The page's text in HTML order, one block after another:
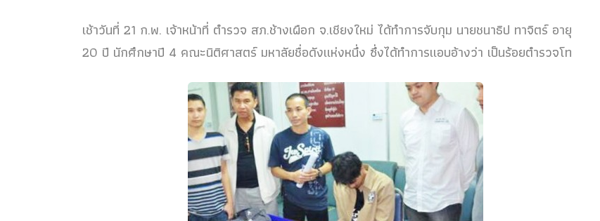
เช้าวันที่ 21 ก.พ. เจ้าหน้าที่ ตำรวจ สภ.ช้างเผือก จ.เชียงใหม่ ได้ทำการจับกุม นายชนาธิป ทาจิตร์ อายุ
20 ปี นักศึกษาปี 4 คณะนิติศาสตร์ มหาลัยชื่อดังแห่งหนึ่ง ซึ่งได้ทำการแอบอ้างว่า เป็นร้อยตำรวจโท